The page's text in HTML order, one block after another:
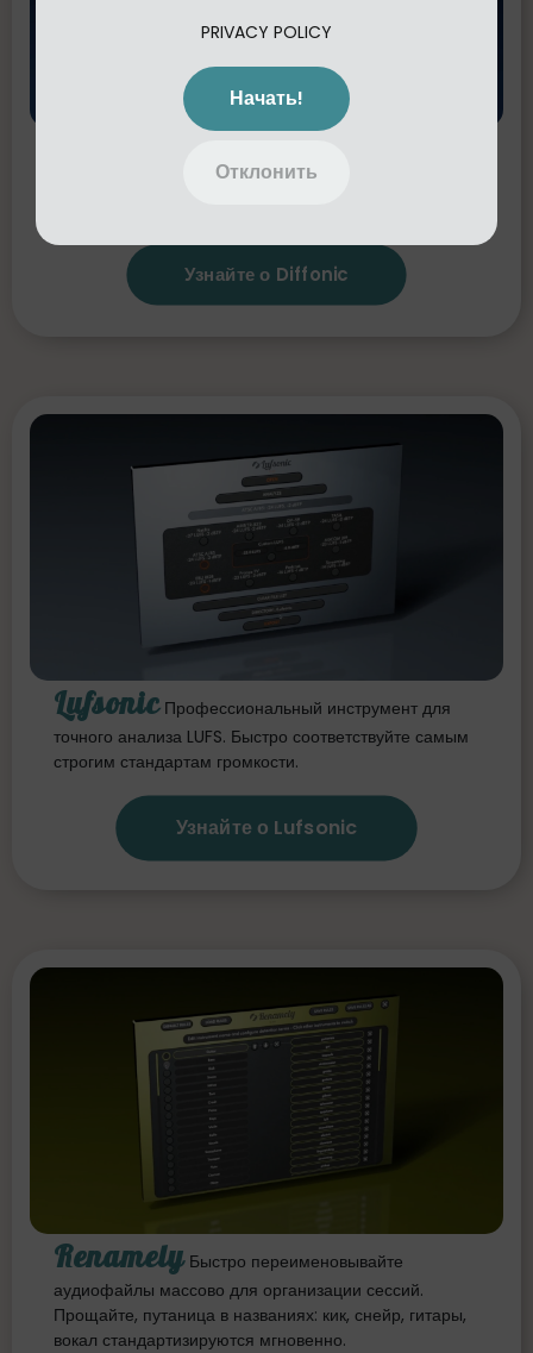
PRIVACY POLICY
Начать!
Отклонить
аудиосигнала (A/B), чтобы определить,
Узнайте о Diffonic
Lufsonic Профессиональный инструмент для
точного анализа LUFS. Быстро соответствуйте самым
строгим стандартам громкости.
Узнайте о Lufsonic
Renamely Быстро переименовывайте
аудиофайлы массово для организации сессий.
Прощайте, путаница в названиях: кик, снейр, гитары,
вокал стандартизируются мгновенно.